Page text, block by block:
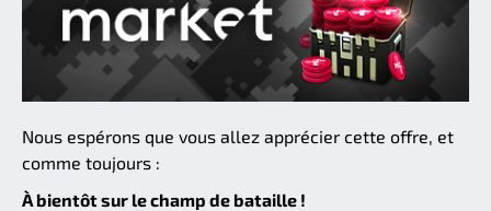
Nous espérons que vous allez apprécier cette offre, et
comme toujours :
À bientôt sur le champ de bataille !